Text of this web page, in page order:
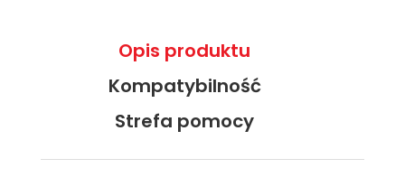
Opis produktu
Kompatybilność
Strefa pomocy